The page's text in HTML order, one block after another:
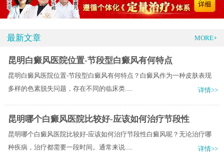
最新文章 MORE+
昆明白癜风医院位置-节段型白癜风有何特点
昆明白癜风医院位置-节段型白癜风有何特点？白癜风作为一种皮肤表现
多样的色素脱失问题，存在不同的临床类.....
详情>>
昆明哪个白癜风医院比较好-应该如何治疗节段性
昆明哪个白癜风医院比较好-应该如何治疗节段性白癜风呢？无论治疗哪
种疾病，治疗都需要一段时间。通常来说.....
详情>>